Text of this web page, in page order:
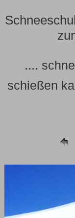
....
schießen